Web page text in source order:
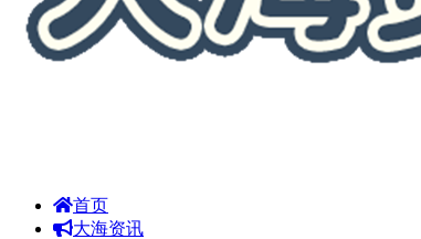
首页
大海资讯